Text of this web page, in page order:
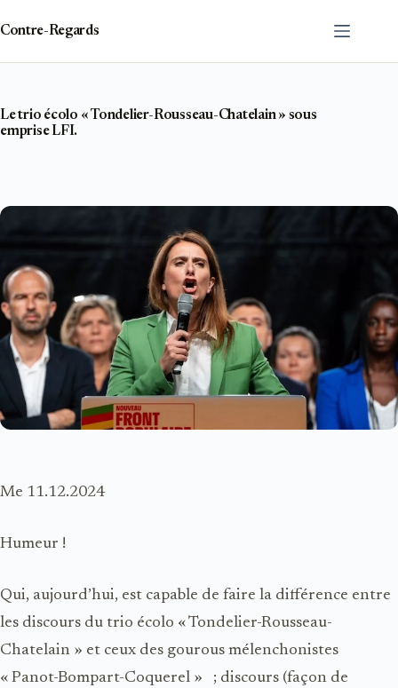
contenu
Contre-Regards
Le trio écolo « Tondelier-Rousseau-Chatelain » sous
emprise LFI.
Me 11.12.2024
Humeur !
Qui, aujourd’hui, est capable de faire la différence entre
les discours du trio écolo « Tondelier-Rousseau-
Chatelain » et ceux des gourous mélenchonistes
« Panot-Bompart-Coquerel » ; discours (façon de